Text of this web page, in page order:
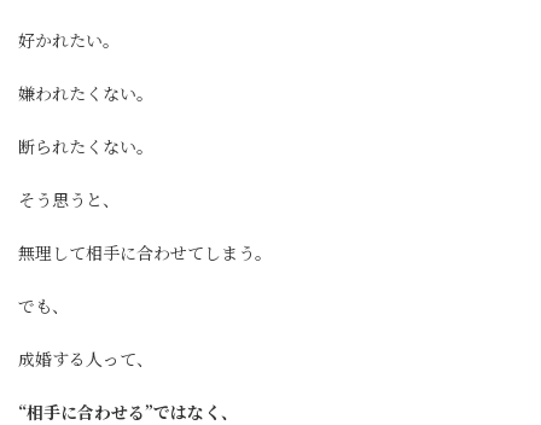
好かれたい。
嫌われたくない。
断られたくない。
そう思うと、
無理して相手に合わせてしまう。
でも、
成婚する人って、
“相手に合わせる”ではなく、